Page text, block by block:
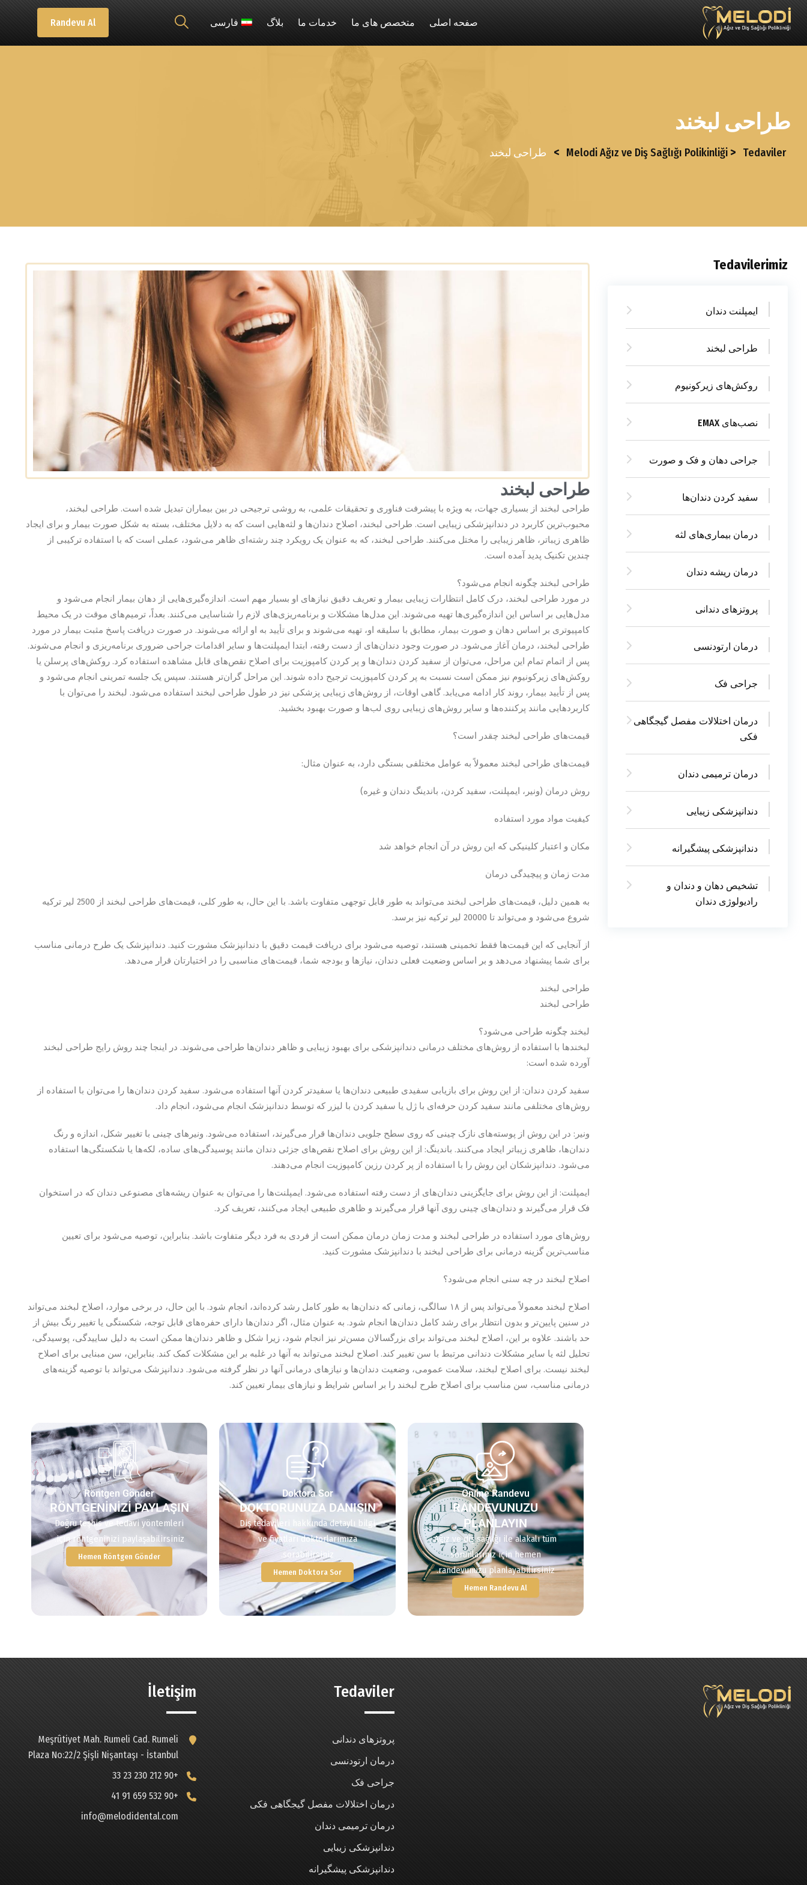
صفحه اصلی متخصص های ما خدمات ما بلاگ فارسی Randevu Al
طراحی لبخند
Melodi Ağız ve Diş Sağlığı Polikinliği> Tedaviler
> طراحی لبخند
Tedavilerimiz
ایمپلنت دندان
طراحی لبخند
روکش‌های زیرکونیوم
نصب‌های EMAX
جراحی دهان و فک و صورت
سفید کردن دندان‌ها
درمان بیماری‌های لثه
درمان ریشه دندان
پروتزهای دندانی
درمان ارتودنسی
جراحی فک
درمان اختلالات مفصل گیجگاهی
فکی
درمان ترمیمی دندان
دندانپزشکی زیبایی
دندانپزشکی پیشگیرانه
تشخیص دهان و دندان و
رادیولوژی دندان
طراحی لبخند
طراحی لبخند از بسیاری جهات، به ویژه با پیشرفت فناوری و تحقیقات علمی، به روشی ترجیحی در بین بیماران تبدیل شده است. طراحی لبخند،
محبوب‌ترین کاربرد در دندانپزشکی زیبایی است. طراحی لبخند، اصلاح دندان‌ها و لثه‌هایی است که به دلایل مختلف، بسته به شکل صورت بیمار و برای ایجاد
ظاهری زیباتر، ظاهر زیبایی را مختل می‌کنند. طراحی لبخند، که به عنوان یک رویکرد چند رشته‌ای ظاهر می‌شود، عملی است که با استفاده ترکیبی از
چندین تکنیک پدید آمده است.
طراحی لبخند چگونه انجام می‌شود؟
در مورد طراحی لبخند، درک کامل انتظارات زیبایی بیمار و تعریف دقیق نیازهای او بسیار مهم است. اندازه‌گیری‌هایی از دهان بیمار انجام می‌شود و
مدل‌هایی بر اساس این اندازه‌گیری‌ها تهیه می‌شوند. این مدل‌ها مشکلات و برنامه‌ریزی‌های لازم را شناسایی می‌کنند. بعداً، ترمیم‌های موقت در یک محیط
کامپیوتری بر اساس دهان و صورت بیمار، مطابق با سلیقه او، تهیه می‌شوند و برای تأیید به او ارائه می‌شوند. در صورت دریافت پاسخ مثبت بیمار در مورد
طراحی لبخند، درمان آغاز می‌شود. در صورت وجود دندان‌های از دست رفته، ابتدا ایمپلنت‌ها و سایر اقدامات جراحی ضروری برنامه‌ریزی و انجام می‌شوند.
پس از اتمام تمام این مراحل، می‌توان از سفید کردن دندان‌ها و پر کردن کامپوزیت برای اصلاح نقص‌های قابل مشاهده استفاده کرد. روکش‌های پرسلن یا
روکش‌های زیرکونیوم نیز ممکن است نسبت به پر کردن کامپوزیت ترجیح داده شوند. این مراحل گران‌تر هستند. سپس یک جلسه تمرینی انجام می‌شود و
پس از تأیید بیمار، روند کار ادامه می‌یابد. گاهی اوقات، از روش‌های زیبایی پزشکی نیز در طول طراحی لبخند استفاده می‌شود. لبخند را می‌توان با
کاربردهایی مانند پرکننده‌ها و سایر روش‌های زیبایی روی لب‌ها و صورت بهبود بخشید.
قیمت‌های طراحی لبخند چقدر است؟
قیمت‌های طراحی لبخند معمولاً به عوامل مختلفی بستگی دارد، به عنوان مثال:
روش درمان (ونیر، ایمپلنت، سفید کردن، باندینگ دندان و غیره)
کیفیت مواد مورد استفاده
مکان و اعتبار کلینیکی که این روش در آن انجام خواهد شد
مدت زمان و پیچیدگی درمان
به همین دلیل، قیمت‌های طراحی لبخند می‌تواند به طور قابل توجهی متفاوت باشد. با این حال، به طور کلی، قیمت‌های طراحی لبخند از 2500 لیر ترکیه
شروع می‌شود و می‌تواند تا 20000 لیر ترکیه نیز برسد.
از آنجایی که این قیمت‌ها فقط تخمینی هستند، توصیه می‌شود برای دریافت قیمت دقیق با دندانپزشک مشورت کنید. دندانپزشک یک طرح درمانی مناسب
برای شما پیشنهاد می‌دهد و بر اساس وضعیت فعلی دندان، نیازها و بودجه شما، قیمت‌های مناسبی را در اختیارتان قرار می‌دهد.
طراحی لبخند
طراحی لبخند
لبخند چگونه طراحی می‌شود؟
لبخندها با استفاده از روش‌های مختلف درمانی دندانپزشکی برای بهبود زیبایی و ظاهر دندان‌ها طراحی می‌شوند. در اینجا چند روش رایج طراحی لبخند
آورده شده است:
سفید کردن دندان: از این روش برای بازیابی سفیدی طبیعی دندان‌ها یا سفیدتر کردن آنها استفاده می‌شود. سفید کردن دندان‌ها را می‌توان با استفاده از
روش‌های مختلفی مانند سفید کردن حرفه‌ای با ژل یا سفید کردن با لیزر که توسط دندانپزشک انجام می‌شود، انجام داد.
ونیر: در این روش از پوسته‌های نازک چینی که روی سطح جلویی دندان‌ها قرار می‌گیرند، استفاده می‌شود. ونیرهای چینی با تغییر شکل، اندازه و رنگ
دندان‌ها، ظاهری زیباتر ایجاد می‌کنند. باندینگ: از این روش برای اصلاح نقص‌های جزئی دندان مانند پوسیدگی‌های ساده، لکه‌ها یا شکستگی‌ها استفاده
می‌شود. دندانپزشکان این روش را با استفاده از پر کردن رزین کامپوزیت انجام می‌دهند.
ایمپلنت: از این روش برای جایگزینی دندان‌های از دست رفته استفاده می‌شود. ایمپلنت‌ها را می‌توان به عنوان ریشه‌های مصنوعی دندان که در استخوان
فک قرار می‌گیرند و دندان‌های چینی روی آنها قرار می‌گیرند و ظاهری طبیعی ایجاد می‌کنند، تعریف کرد.
روش‌های مورد استفاده در طراحی لبخند و مدت زمان درمان ممکن است از فردی به فرد دیگر متفاوت باشد. بنابراین، توصیه می‌شود برای تعیین
مناسب‌ترین گزینه درمانی برای طراحی لبخند با دندانپزشک مشورت کنید.
اصلاح لبخند در چه سنی انجام می‌شود؟
اصلاح لبخند معمولاً می‌تواند پس از ۱۸ سالگی، زمانی که دندان‌ها به طور کامل رشد کرده‌اند، انجام شود. با این حال، در برخی موارد، اصلاح لبخند می‌تواند
در سنین پایین‌تر و بدون انتظار برای رشد کامل دندان‌ها انجام شود. به عنوان مثال، اگر دندان‌ها دارای حفره‌های قابل توجه، شکستگی یا تغییر رنگ بیش از
حد باشند. علاوه بر این، اصلاح لبخند می‌تواند برای بزرگسالان مسن‌تر نیز انجام شود، زیرا شکل و ظاهر دندان‌ها ممکن است به دلیل ساییدگی، پوسیدگی،
تحلیل لثه یا سایر مشکلات دندانی مرتبط با سن تغییر کند. اصلاح لبخند می‌تواند به آنها در غلبه بر این مشکلات کمک کند. بنابراین، سن مبنایی برای اصلاح
لبخند نیست. برای اصلاح لبخند، سلامت عمومی، وضعیت دندان‌ها و نیازهای درمانی آنها در نظر گرفته می‌شود. دندانپزشک می‌تواند با توصیه گزینه‌های
درمانی مناسب، سن مناسب برای اصلاح طرح لبخند را بر اساس شرایط و نیازهای بیمار تعیین کند.
Online Randevu
RANDEVUNUZU
PLANLAYIN
Ağız ve diş sağlığı ile alakalı tüm
sorunlarınız için hemen
randevunuzu planlayabilirsiniz.
Hemen Randevu Al
Doktora Sor
DOKTORUNUZA DANIŞIN
Diş tedavileri hakkında detaylı bilgi
ve fiyatları doktorlarımıza
sorabilirsiniz.
Hemen Doktora Sor
Röntgen Gönder
RÖNTGENİNİZİ PAYLAŞIN
Doğru teşhis ve tedavi yöntemleri
için röntgeninizi paylaşabilirsiniz.
Hemen Röntgen Gönder
Tedaviler
پروتزهای دندانی
درمان ارتودنسی
جراحی فک
درمان اختلالات مفصل گیجگاهی فکی
درمان ترمیمی دندان
دندانپزشکی زیبایی
دندانپزشکی پیشگیرانه
İletişim
Meşrûtiyet Mah. Rumeli Cad. Rumeli
Plaza No:22/2 Şişli Nişantaşı - İstanbul
+90 212 230 23 33
+90 532 659 91 41
info@melodidental.com